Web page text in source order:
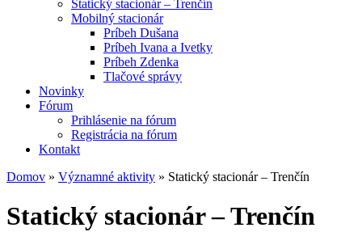
Statický stacionár – Trenčín
Mobilný stacionár
Príbeh Dušana
Príbeh Ivana a Ivetky
Príbeh Zdenka
Tlačové správy
Novinky
Fórum
Prihlásenie na fórum
Registrácia na fórum
Kontakt
Domov » Významné aktivity » Statický stacionár – Trenčín
Statický stacionár – Trenčín